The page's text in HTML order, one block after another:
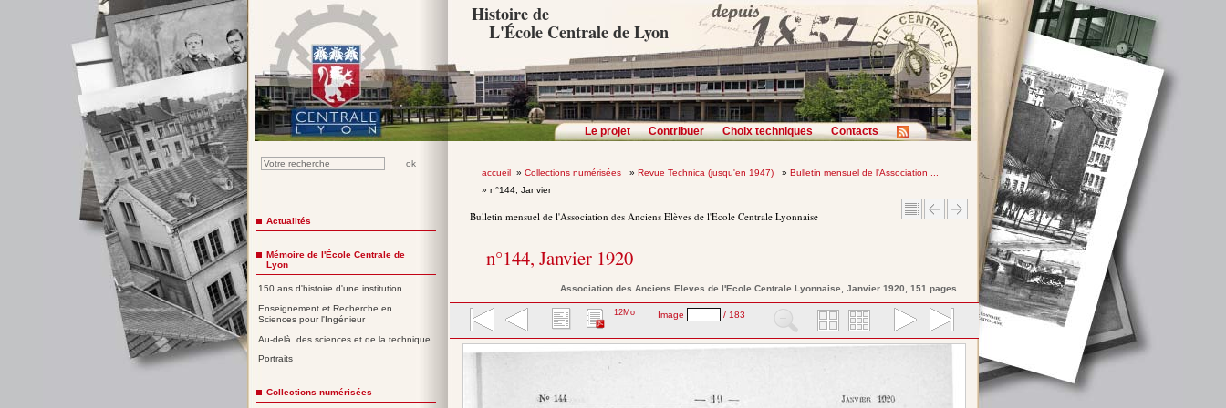
Histoire de
L'École Centrale de Lyon
Le projet Contribuer Choix techniques Contacts
accueil» Collections numérisées » Revue Technica (jusqu'en 1947) » Bulletin mensuel de l'Association ...
» n°144, Janvier
Bulletin mensuel de l'Association des Anciens Elèves de l'Ecole Centrale Lyonnaise
n°144, Janvier 1920
Association des Anciens Eleves de l'Ecole Centrale Lyonnaise, Janvier 1920, 151 pages
12Mo Image / 183
Actualités
Mémoire de l'École Centrale de
Lyon
150 ans d'histoire d'une institution
Enseignement et Recherche en
Sciences pour l'Ingénieur
Au-delà des sciences et de la technique
Portraits
Collections numérisées